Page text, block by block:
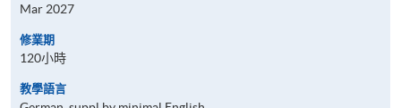
Mar 2027
修業期
120小時
教學語言